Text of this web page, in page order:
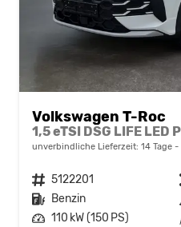
Volkswagen T-Roc
unverbindliche Lieferzeit: 14 Tage
Fahrzeugnr. 5122201
Kraftstoff Benzin
Leistung 110 kW (150 PS)